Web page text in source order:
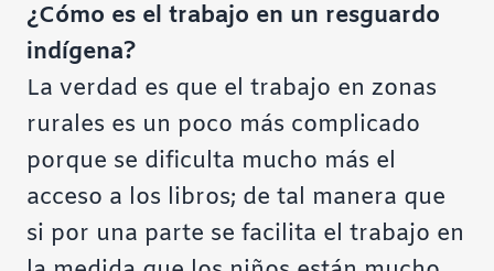
¿Cómo es el trabajo en un resguardo
indígena?
La verdad es que el trabajo en zonas
rurales es un poco más complicado
porque se dificulta mucho más el
acceso a los libros; de tal manera que
si por una parte se facilita el trabajo en